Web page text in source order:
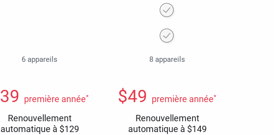
6 appareils 8 appareils
39 première année*
Renouvellement
automatique à $129
$49 première année*
Renouvellement
automatique à $149